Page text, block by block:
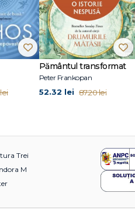
Pământul transformat
Peter Frankopan
52.32 lei 87.20 lei
Trei
M